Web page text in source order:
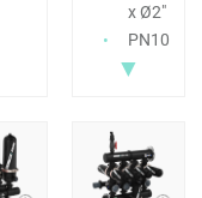
x Ø2″
PN10
▼